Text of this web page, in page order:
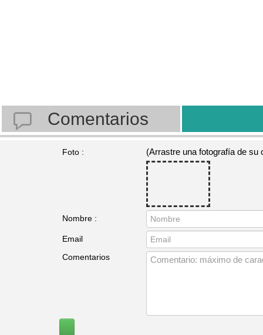
Comentarios
Foto : (Arrastre una fotografía de su
Nombre :
Email
Comentarios